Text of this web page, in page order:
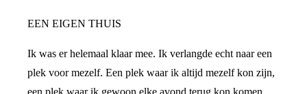
EEN EIGEN THUIS
Ik was er helemaal klaar mee. Ik verlangde echt naar een
plek voor mezelf. Een plek waar ik altijd mezelf kon zijn,
een plek waar ik gewoon elke avond terug kon komen.